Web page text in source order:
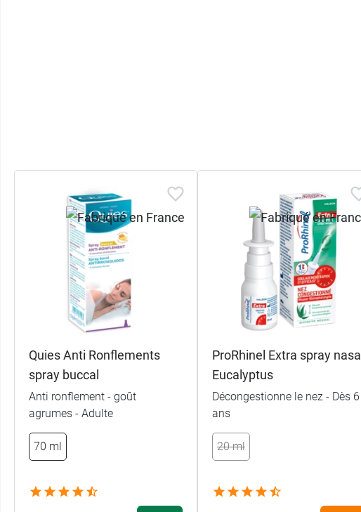
Quies Anti Ronflements
spray buccal
Anti ronflement - goût
agrumes - Adulte
70 ml
ProRhinel Extra spray nasal
Eucalyptus
Décongestionne le nez - Dès 6
ans
20 ml